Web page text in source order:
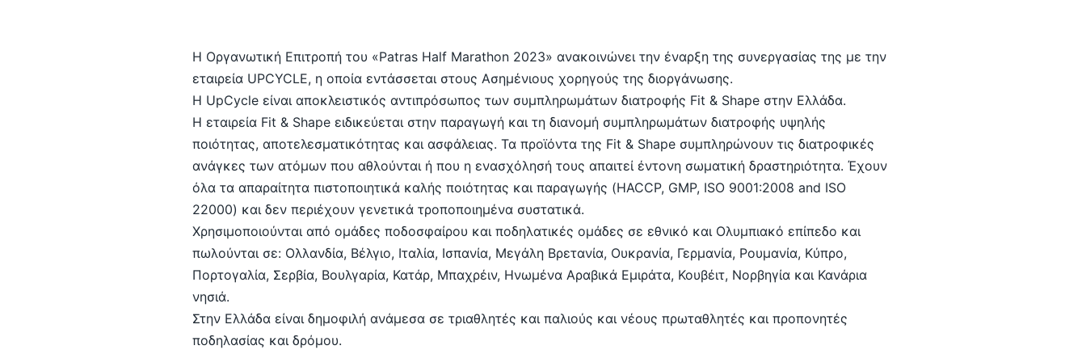
Η Οργανωτική Επιτροπή του «Patras Half Marathon 2023» ανακοινώνει την έναρξη της συνεργασίας της με την
εταιρεία UPCYCLE, η οποία εντάσσεται στους Ασημένιους χορηγούς της διοργάνωσης.
Η UpCycle είναι αποκλειστικός αντιπρόσωπος των συμπληρωμάτων διατροφής Fit & Shape στην Ελλάδα.
Η εταιρεία Fit & Shape ειδικεύεται στην παραγωγή και τη διανομή συμπληρωμάτων διατροφής υψηλής
ποιότητας, αποτελεσματικότητας και ασφάλειας. Τα προϊόντα της Fit & Shape συμπληρώνουν τις διατροφικές
ανάγκες των ατόμων που αθλούνται ή που η ενασχόλησή τους απαιτεί έντονη σωματική δραστηριότητα. Έχουν
όλα τα απαραίτητα πιστοποιητικά καλής ποιότητας και παραγωγής (HACCP, GMP, ISO 9001:2008 and ISO
22000) και δεν περιέχουν γενετικά τροποποιημένα συστατικά.
Χρησιμοποιούνται από ομάδες ποδοσφαίρου και ποδηλατικές ομάδες σε εθνικό και Ολυμπιακό επίπεδο και
πωλούνται σε: Ολλανδία, Βέλγιο, Ιταλία, Ισπανία, Μεγάλη Βρετανία, Ουκρανία, Γερμανία, Ρουμανία, Κύπρο,
Πορτογαλία, Σερβία, Βουλγαρία, Κατάρ, Μπαχρέιν, Ηνωμένα Αραβικά Εμιράτα, Κουβέιτ, Νορβηγία και Κανάρια
νησιά.
Στην Ελλάδα είναι δημοφιλή ανάμεσα σε τριαθλητές και παλιούς και νέους πρωταθλητές και προπονητές
ποδηλασίας και δρόμου.